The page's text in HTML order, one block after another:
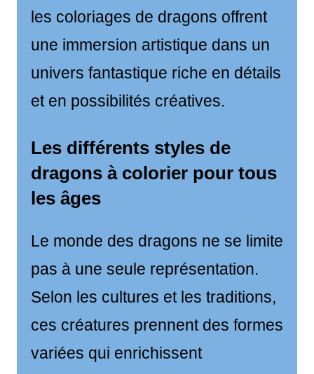
les coloriages de dragons offrent
une immersion artistique dans un
univers fantastique riche en détails
et en possibilités créatives.
Les différents styles de
dragons à colorier pour tous
les âges
Le monde des dragons ne se limite
pas à une seule représentation.
Selon les cultures et les traditions,
ces créatures prennent des formes
variées qui enrichissent